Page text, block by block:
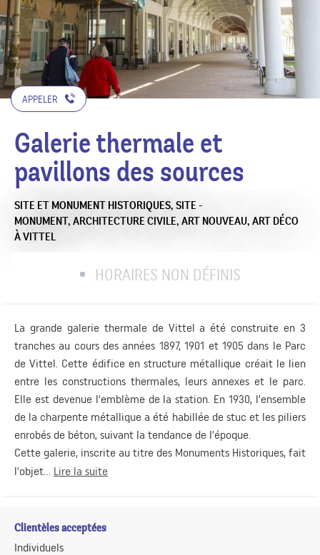
APPELER
Galerie thermale et
pavillons des sources
SITE ET MONUMENT HISTORIQUES, SITE -
MONUMENT, ARCHITECTURE CIVILE, ART NOUVEAU, ART DÉCO
À VITTEL
HORAIRES NON DÉFINIS
La grande galerie thermale de Vittel a été construite en 3
tranches au cours des années 1897, 1901 et 1905 dans le Parc
de Vittel. Cette édifice en structure métallique créait le lien
entre les constructions thermales, leurs annexes et le parc.
Elle est devenue l'emblème de la station. En 1930, l’ensemble
de la charpente métallique a été habillée de stuc et les piliers
enrobés de béton, suivant la tendance de l'époque.
Cette galerie, inscrite au titre des Monuments Historiques, fait
l'objet... Lire la suite
Clientèles acceptées
Individuels